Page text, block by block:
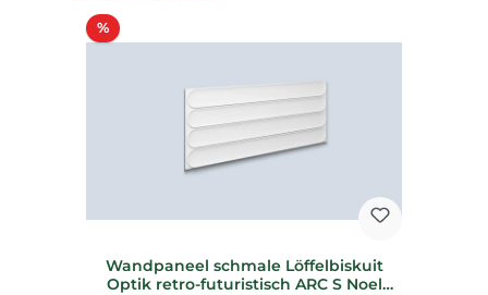
%Rabatt
Wandpaneel schmale Löffelbiskuit
Optik retro-futuristisch ARC S Noel